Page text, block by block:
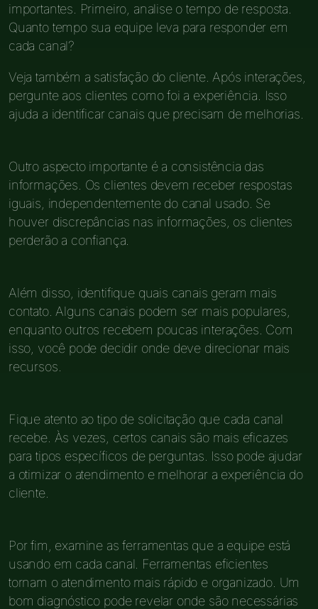
importantes. Primeiro, analise o tempo de resposta.
Quanto tempo sua equipe leva para responder em
cada canal?
Veja também a satisfação do cliente. Após interações,
pergunte aos clientes como foi a experiência. Isso
ajuda a identificar canais que precisam de melhorias.
Outro aspecto importante é a consistência das
informações. Os clientes devem receber respostas
iguais, independentemente do canal usado. Se
houver discrepâncias nas informações, os clientes
perderão a confiança.
Além disso, identifique quais canais geram mais
contato. Alguns canais podem ser mais populares,
enquanto outros recebem poucas interações. Com
isso, você pode decidir onde deve direcionar mais
recursos.
Fique atento ao tipo de solicitação que cada canal
recebe. Às vezes, certos canais são mais eficazes
para tipos específicos de perguntas. Isso pode ajudar
a otimizar o atendimento e melhorar a experiência do
cliente.
Por fim, examine as ferramentas que a equipe está
usando em cada canal. Ferramentas eficientes
tornam o atendimento mais rápido e organizado. Um
bom diagnóstico pode revelar onde são necessárias